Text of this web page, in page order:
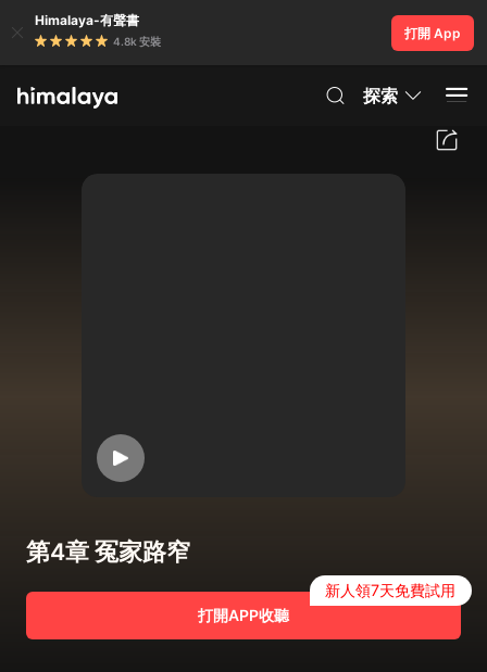
Himalaya-有聲書
4.8k 安裝
打開 App
探索
第4章 冤家路窄
打開APP收聽
新人領7天免費試用